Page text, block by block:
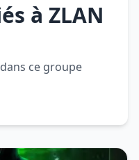
à ZLAN
ce groupe